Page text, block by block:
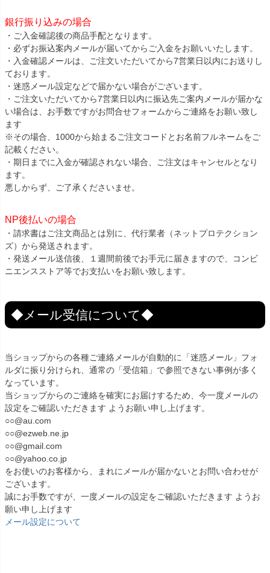
銀行振り込みの場合
・ご入金確認後の商品手配となります。
・必ずお振込案内メールが届いてからご入金をお願いいたします。
・入金確認メールは、ご注文いただいてから7営業日以内にお送りし
ております。
・迷惑メール設定などで届かない場合がございます。
・ご注文いただいてから7営業日以内に振込先ご案内メールが届かな
い場合は、お手数ですがお問合せフォームからご連絡をお願い致し
ます
※その場合、1000から始まるご注文コードとお名前フルネームをご
記載ください。
・期日までに入金が確認されない場合、ご注文はキャンセルとなり
ます。
悪しからず、ご了承くださいませ。
NP後払いの場合
・請求書はご注文商品とは別に、代行業者（ネットプロテクション
ズ）から発送されます。
・発送メール送信後、１週間前後でお手元に届きますので、コンビ
ニエンスストア等でお支払いをお願い致します。
◆メール受信について◆
当ショップからの各種ご連絡メールが自動的に「迷惑メール」フォ
ルダに振り分けられ、通常の「受信箱」で参照できない事例が多く
なっています。
当ショップからのご連絡を確実にお届けするため、今一度メールの
設定をご確認いただきます ようお願い申し上げます。
○○@au.com
○○@ezweb.ne.jp
○○@gmail.com
○○@yahoo.co.jp
をお使いのお客様から、まれにメールが届かないとお問い合わせが
ございます。
誠にお手数ですが、一度メールの設定をご確認いただきます ようお
願い申し上げます
メール設定について